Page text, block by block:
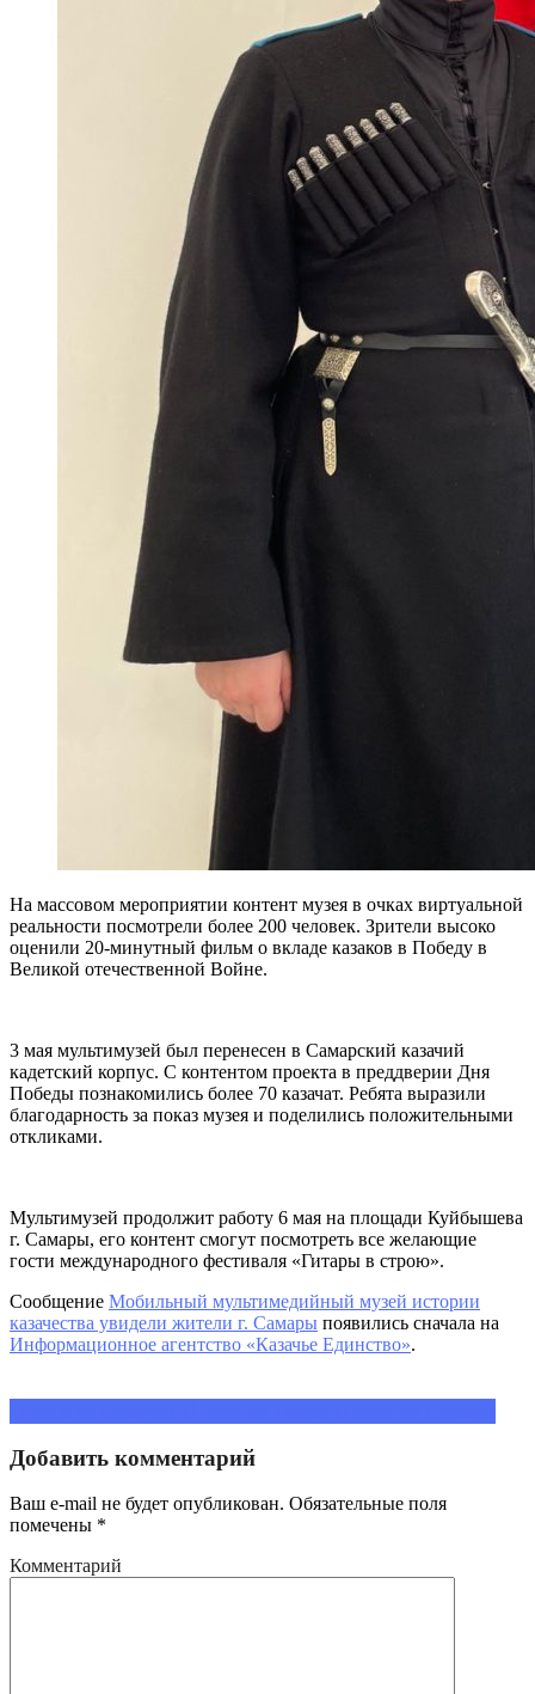
На массовом мероприятии контент музея в очках виртуальной
реальности посмотрели более 200 человек. Зрители высоко
оценили 20-минутный фильм о вкладе казаков в Победу в
Великой отечественной Войне.
3 мая мультимузей был перенесен в Самарский казачий
кадетский корпус. С контентом проекта в преддверии Дня
Победы познакомились более 70 казачат. Ребята выразили
благодарность за показ музея и поделились положительными
откликами.
Мультимузей продолжит работу 6 мая на площади Куйбышева
г. Самары, его контент смогут посмотреть все желающие
гости международного фестиваля «Гитары в строю».
Сообщение Мобильный мультимедийный музей истории
казачества увидели жители г. Самары появились сначала на
Информационное агентство «Казачье Единство».
Добавить комментарий
Ваш e-mail не будет опубликован. Обязательные поля
помечены *
Комментарий